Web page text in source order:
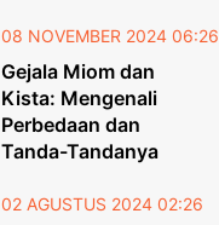
08 NOVEMBER 2024 06:26
Gejala Miom dan
Kista: Mengenali
Perbedaan dan
Tanda-Tandanya
02 AGUSTUS 2024 02:26